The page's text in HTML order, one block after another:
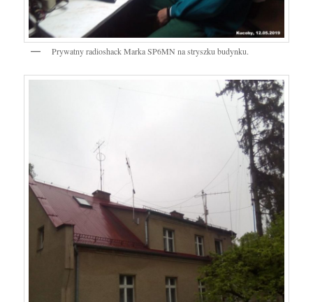
Prywatny radioshack Marka SP6MN na stryszku budynku.